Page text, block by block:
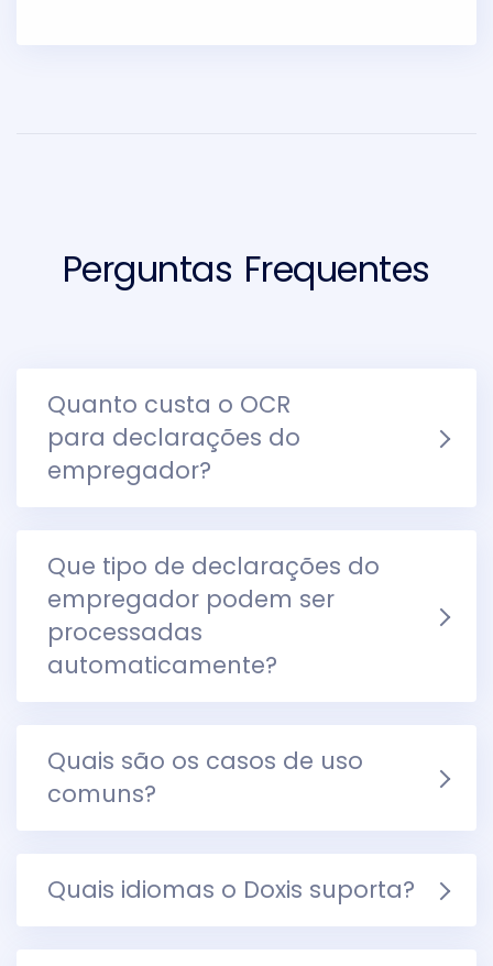
Perguntas Frequentes
Quanto custa o OCR
para declarações do
empregador?
Que tipo de declarações do
empregador podem ser
processadas
automaticamente?
Quais são os casos de uso
comuns?
Quais idiomas o Doxis suporta?